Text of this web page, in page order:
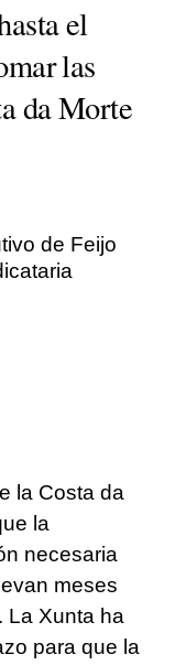
el
las
da Morte
de Feijo
la Costa da
la
necesaria
meses
La Xunta ha
para que la